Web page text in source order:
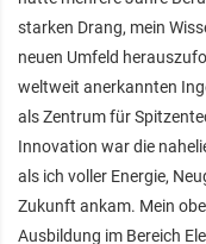
starken Drang, mein
neuen Umfeld
weltweit anerkannten
als Zentrum für
Innovation war die
als ich voller Energie,
Zukunft ankam. Mein
Ausbildung im Bereich